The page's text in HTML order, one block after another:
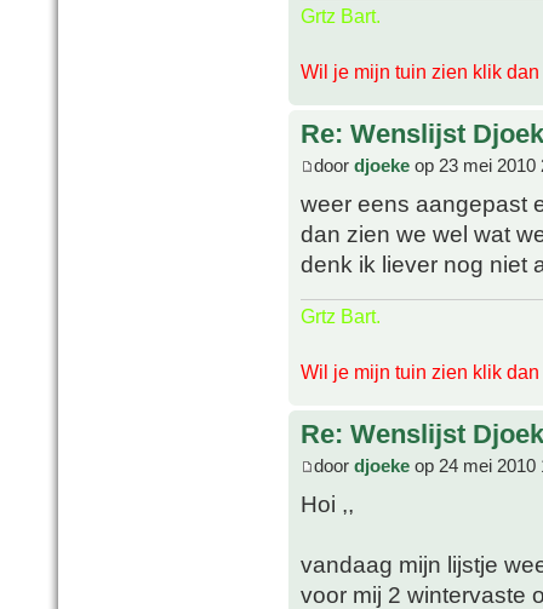
Grtz Bart.
Wil je mijn tuin zien klik dan
Re: Wenslijst
door djoeke op 23 mei 2010
weer eens aangepast
dan zien we wel wat
denk ik liever nog niet
Grtz Bart.
Wil je mijn tuin zien klik dan
Re: Wenslijst
door djoeke op 24 mei 2010
Hoi ,,
vandaag mijn lijstje
voor mij 2 wintervaste